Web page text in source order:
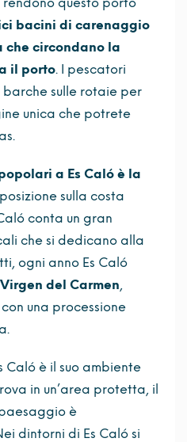
bacini di carenaggio
che circondano la
il porto. I pescatori
sulle rotaie per
unica che potrete
a Es Caló è la
sulla costa
conta un gran
che si dedicano alla
ogni anno Es Caló
del Carmen,
una processione
Caló è il suo ambiente
in un’area protetta, il
è
dintorni di Es Caló si